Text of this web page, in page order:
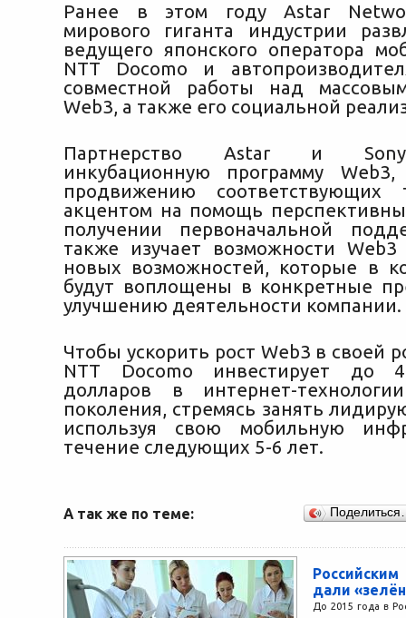
Ранее в этом году Astar
мирового гиганта индустрии
ведущего японского оператора
NTT Docomo и
совместной работы над
Web3, а также его социальной
Партнерство Astar и Sony
инкубационную программу
продвижению соответствующих
акцентом на помощь
получении первоначальной
также изучает возможности
новых возможностей, которые в
будут воплощены в конкретные
улучшению деятельности компании.
Чтобы ускорить рост Web3 в своей
NTT Docomo инвестирует до
долларов в интернет-
поколения, стремясь занять
используя свою мобильную
течение следующих 5-6 лет.
А так же по теме:
дали
До 2015 года в